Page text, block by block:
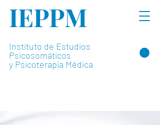
IEPPM
Instituto de Estudios
Psicosomáticos
y Psicoterapia Médica